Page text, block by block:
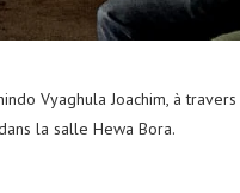
Vyaghula Joachim, à travers
la salle Hewa Bora.